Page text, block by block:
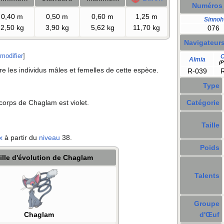
Sinnoh
076
Almia
R-039
Type
Catégorie
Taille
Poids
Talents
Groupe
d'Œuf
0,40 m
2,50 kg
0,50 m
3,90 kg
0,60 m
5,62 kg
1,25 m
11,70 kg
modifier]
les individus mâles et femelles de cette espèce.
de Chaglam est violet.
à partir du niveau 38.
d'évolution de Chaglam
Chaglam